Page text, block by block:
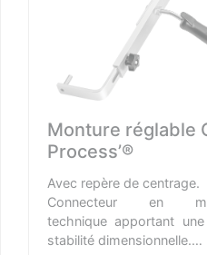
Monture réglable
Process’®
Avec repère de centrage.
Connecteur en
technique apportant
stabilité dimensionnelle.